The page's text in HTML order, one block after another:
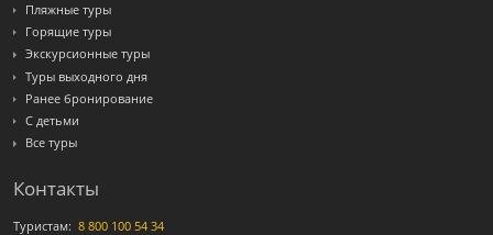
Пляжные туры
Горящие туры
Экскурсионные туры
Туры выходного дня
Ранее бронирование
С детьми
Все туры
Контакты
Туристам: 8 800 100 54 34